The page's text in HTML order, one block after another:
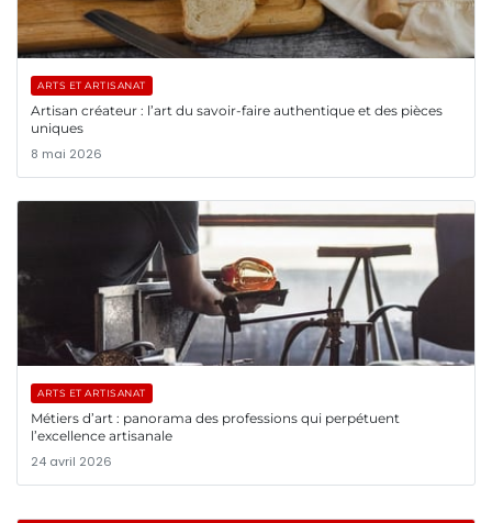
ARTS ET ARTISANAT
Artisan créateur : l’art du savoir-faire authentique et des pièces
uniques
8 mai 2026
ARTS ET ARTISANAT
Métiers d’art : panorama des professions qui perpétuent
l’excellence artisanale
24 avril 2026